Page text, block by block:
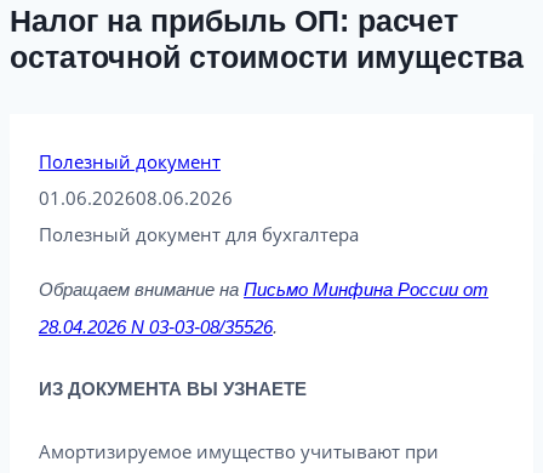
Налог на прибыль ОП: расчет
остаточной стоимости имущества
Полезный документ
01.06.202608.06.2026
Полезный документ для бухгалтера
Обращаем внимание на Письмо Минфина России от
28.04.2026 N 03-03-08/35526.
ИЗ ДОКУМЕНТА ВЫ УЗНАЕТЕ
Амортизируемое имущество учитывают при